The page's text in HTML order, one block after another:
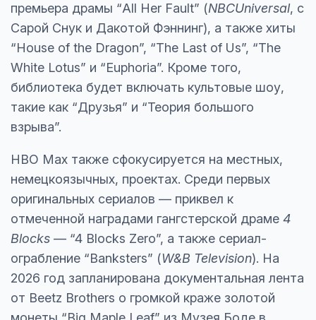
премьера драмы “All Her Fault” (NBCUniversal, с
Сарой Снук и Дакотой Фэннинг), а также хиты
“House of the Dragon”, “The Last of Us”, “The
White Lotus” и “Euphoria”. Кроме того,
библиотека будет включать культовые шоу,
такие как “Друзья” и “Теория большого
взрыва”.
HBO Max также сфокусируется на местных,
немецкоязычных, проектах. Среди первых
оригинальных сериалов — приквел к
отмеченной наградами гангстерской драме 4
Blocks — “4 Blocks Zero”, а также сериал-
ограбление “Banksters” (W&B Television). На
2026 год запланирована документальная лента
от Beetz Brothers о громкой краже золотой